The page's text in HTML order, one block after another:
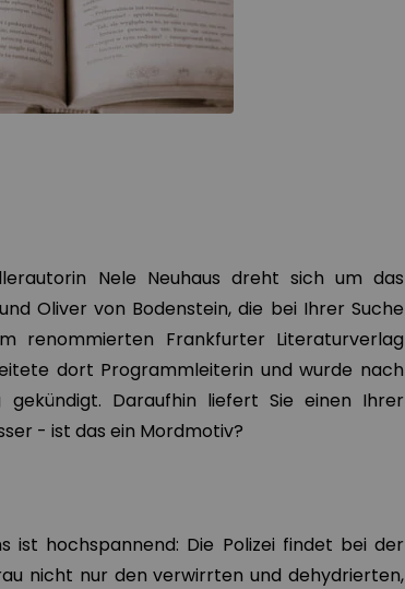
Nele Neuhaus dreht sich um das
Oliver von Bodenstein, die bei Ihrer Suche
renommierten Frankfurter Literaturverlag
dort Programmleiterin und wurde nach
Daraufhin liefert Sie einen Ihrer
- ist das ein Mordmotiv?
ist hochspannend: Die Polizei findet bei der
nicht nur den verwirrten und dehydrierten,